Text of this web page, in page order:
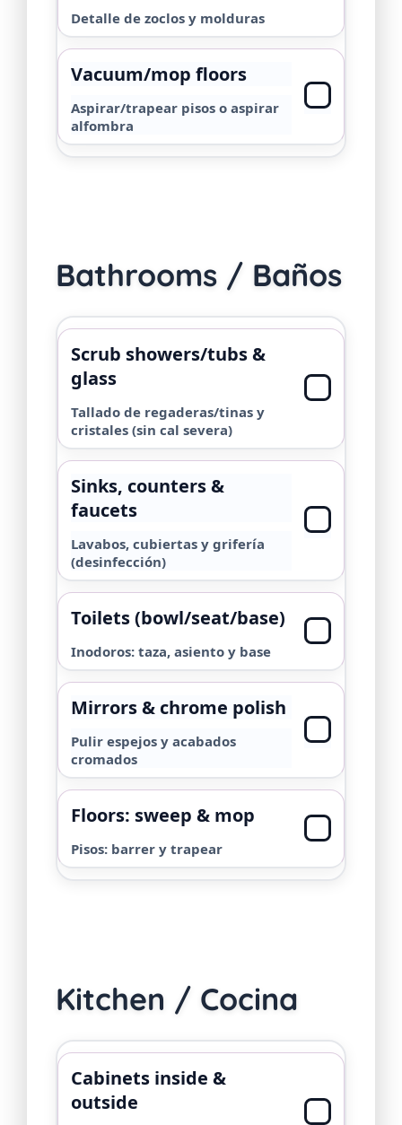
Detalle de zoclos y molduras
Vacuum/mop floors
Aspirar/trapear pisos o aspirar
alfombra
Bathrooms / Baños
Scrub showers/tubs &
glass
Tallado de regaderas/tinas y
cristales (sin cal severa)
Sinks, counters &
faucets
Lavabos, cubiertas y grifería
(desinfección)
Toilets (bowl/seat/base)
Inodoros: taza, asiento y base
Mirrors & chrome polish
Pulir espejos y acabados
cromados
Floors: sweep & mop
Pisos: barrer y trapear
Kitchen / Cocina
Cabinets inside &
outside